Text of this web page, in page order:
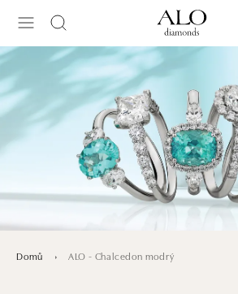
Domů ALO - Chalcedon modrý